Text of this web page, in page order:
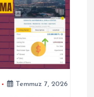
Temmuz 7, 2026